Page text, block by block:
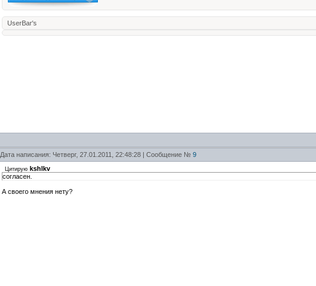
UserBar's
Дата написания: Четверг, 27.01.2011, 22:48:28 | Сообщение № 9
Цитирую kshlkv
согласен.
А своего мнения нету?